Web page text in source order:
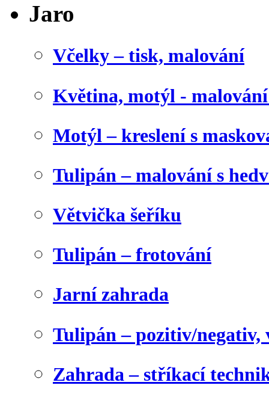
Jaro
Včelky – tisk, malování
Květina, motýl -
Motýl – kreslení s
Tulipán – malování s
Větvička šeříku
Tulipán – frotování
Jarní zahrada
Tulipán – pozitiv/negativ,
Zahrada – stříkací